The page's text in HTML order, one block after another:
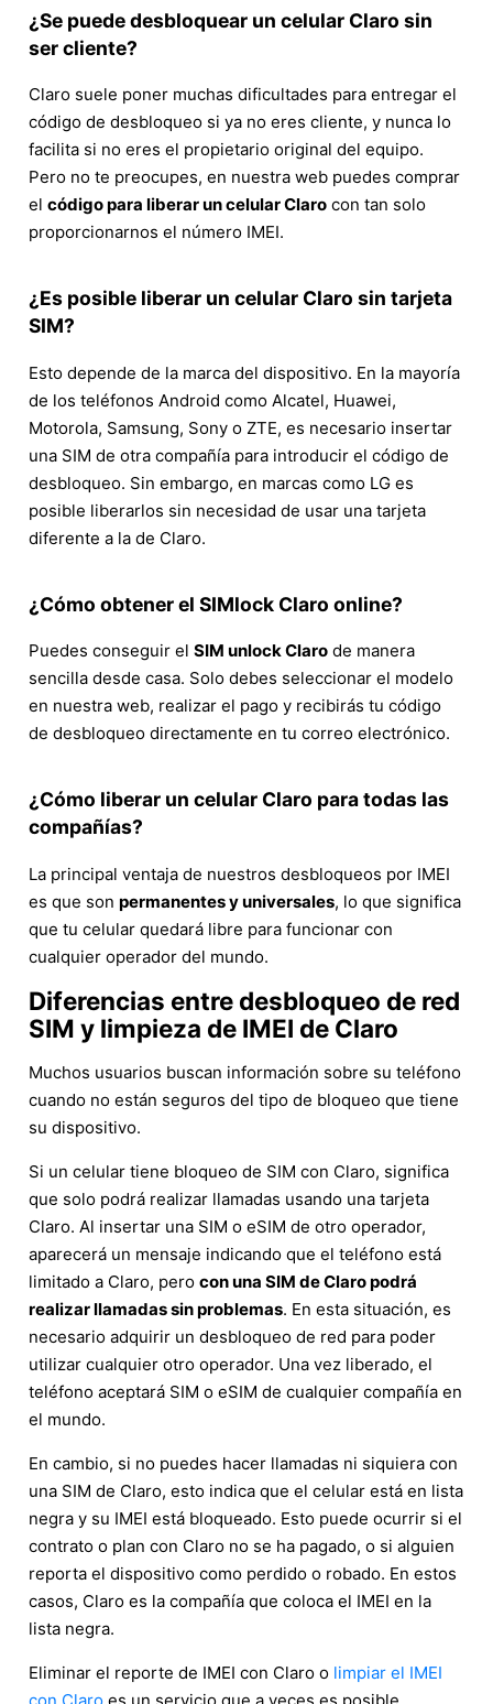
¿Se puede desbloquear un celular Claro sin
ser cliente?
Claro suele poner muchas dificultades para entregar el
código de desbloqueo si ya no eres cliente, y nunca lo
facilita si no eres el propietario original del equipo.
Pero no te preocupes, en nuestra web puedes comprar
el código para liberar un celular Claro con tan solo
proporcionarnos el número IMEI.
¿Es posible liberar un celular Claro sin tarjeta
SIM?
Esto depende de la marca del dispositivo. En la mayoría
de los teléfonos Android como Alcatel, Huawei,
Motorola, Samsung, Sony o ZTE, es necesario insertar
una SIM de otra compañía para introducir el código de
desbloqueo. Sin embargo, en marcas como LG es
posible liberarlos sin necesidad de usar una tarjeta
diferente a la de Claro.
¿Cómo obtener el SIMlock Claro online?
Puedes conseguir el SIM unlock Claro de manera
sencilla desde casa. Solo debes seleccionar el modelo
en nuestra web, realizar el pago y recibirás tu código
de desbloqueo directamente en tu correo electrónico.
¿Cómo liberar un celular Claro para todas las
compañías?
La principal ventaja de nuestros desbloqueos por IMEI
es que son permanentes y universales, lo que significa
que tu celular quedará libre para funcionar con
cualquier operador del mundo.
Diferencias entre desbloqueo de red
SIM y limpieza de IMEI de Claro
Muchos usuarios buscan información sobre su teléfono
cuando no están seguros del tipo de bloqueo que tiene
su dispositivo.
Si un celular tiene bloqueo de SIM con Claro, significa
que solo podrá realizar llamadas usando una tarjeta
Claro. Al insertar una SIM o eSIM de otro operador,
aparecerá un mensaje indicando que el teléfono está
limitado a Claro, pero con una SIM de Claro podrá
realizar llamadas sin problemas. En esta situación, es
necesario adquirir un desbloqueo de red para poder
utilizar cualquier otro operador. Una vez liberado, el
teléfono aceptará SIM o eSIM de cualquier compañía en
el mundo.
En cambio, si no puedes hacer llamadas ni siquiera con
una SIM de Claro, esto indica que el celular está en lista
negra y su IMEI está bloqueado. Esto puede ocurrir si el
contrato o plan con Claro no se ha pagado, o si alguien
reporta el dispositivo como perdido o robado. En estos
casos, Claro es la compañía que coloca el IMEI en la
lista negra.
Eliminar el reporte de IMEI con Claro o limpiar el IMEI
con Claro es un servicio que a veces es posible